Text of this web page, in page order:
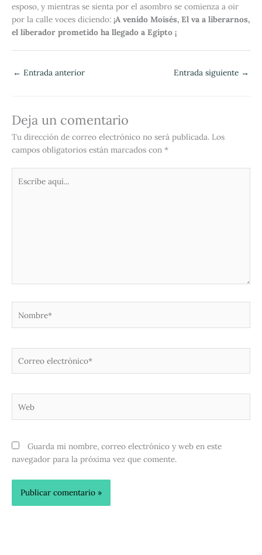
esposo, y mientras se sienta por el asombro se comienza a oir
por la calle voces diciendo: ¡A venido Moisés, El va a liberarnos,
el liberador prometido ha llegado a Egipto ¡
← Entrada anterior Entrada siguiente →
Deja un comentario
Tu dirección de correo electrónico no será publicada. Los
campos obligatorios están marcados con *
aquí...
electrónico*
Guarda mi nombre, correo electrónico y web en este
navegador para la próxima vez que comente.